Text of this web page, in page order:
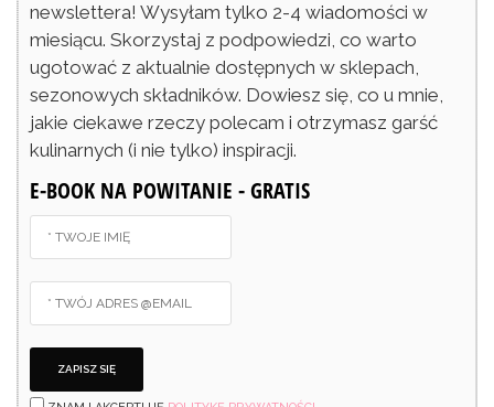
newslettera! Wysyłam tylko 2-4 wiadomości w
miesiącu. Skorzystaj z podpowiedzi, co warto
ugotować z aktualnie dostępnych w sklepach,
sezonowych składników. Dowiesz się, co u mnie,
jakie ciekawe rzeczy polecam i otrzymasz garść
kulinarnych (i nie tylko) inspiracji.
E-BOOK NA POWITANIE - GRATIS